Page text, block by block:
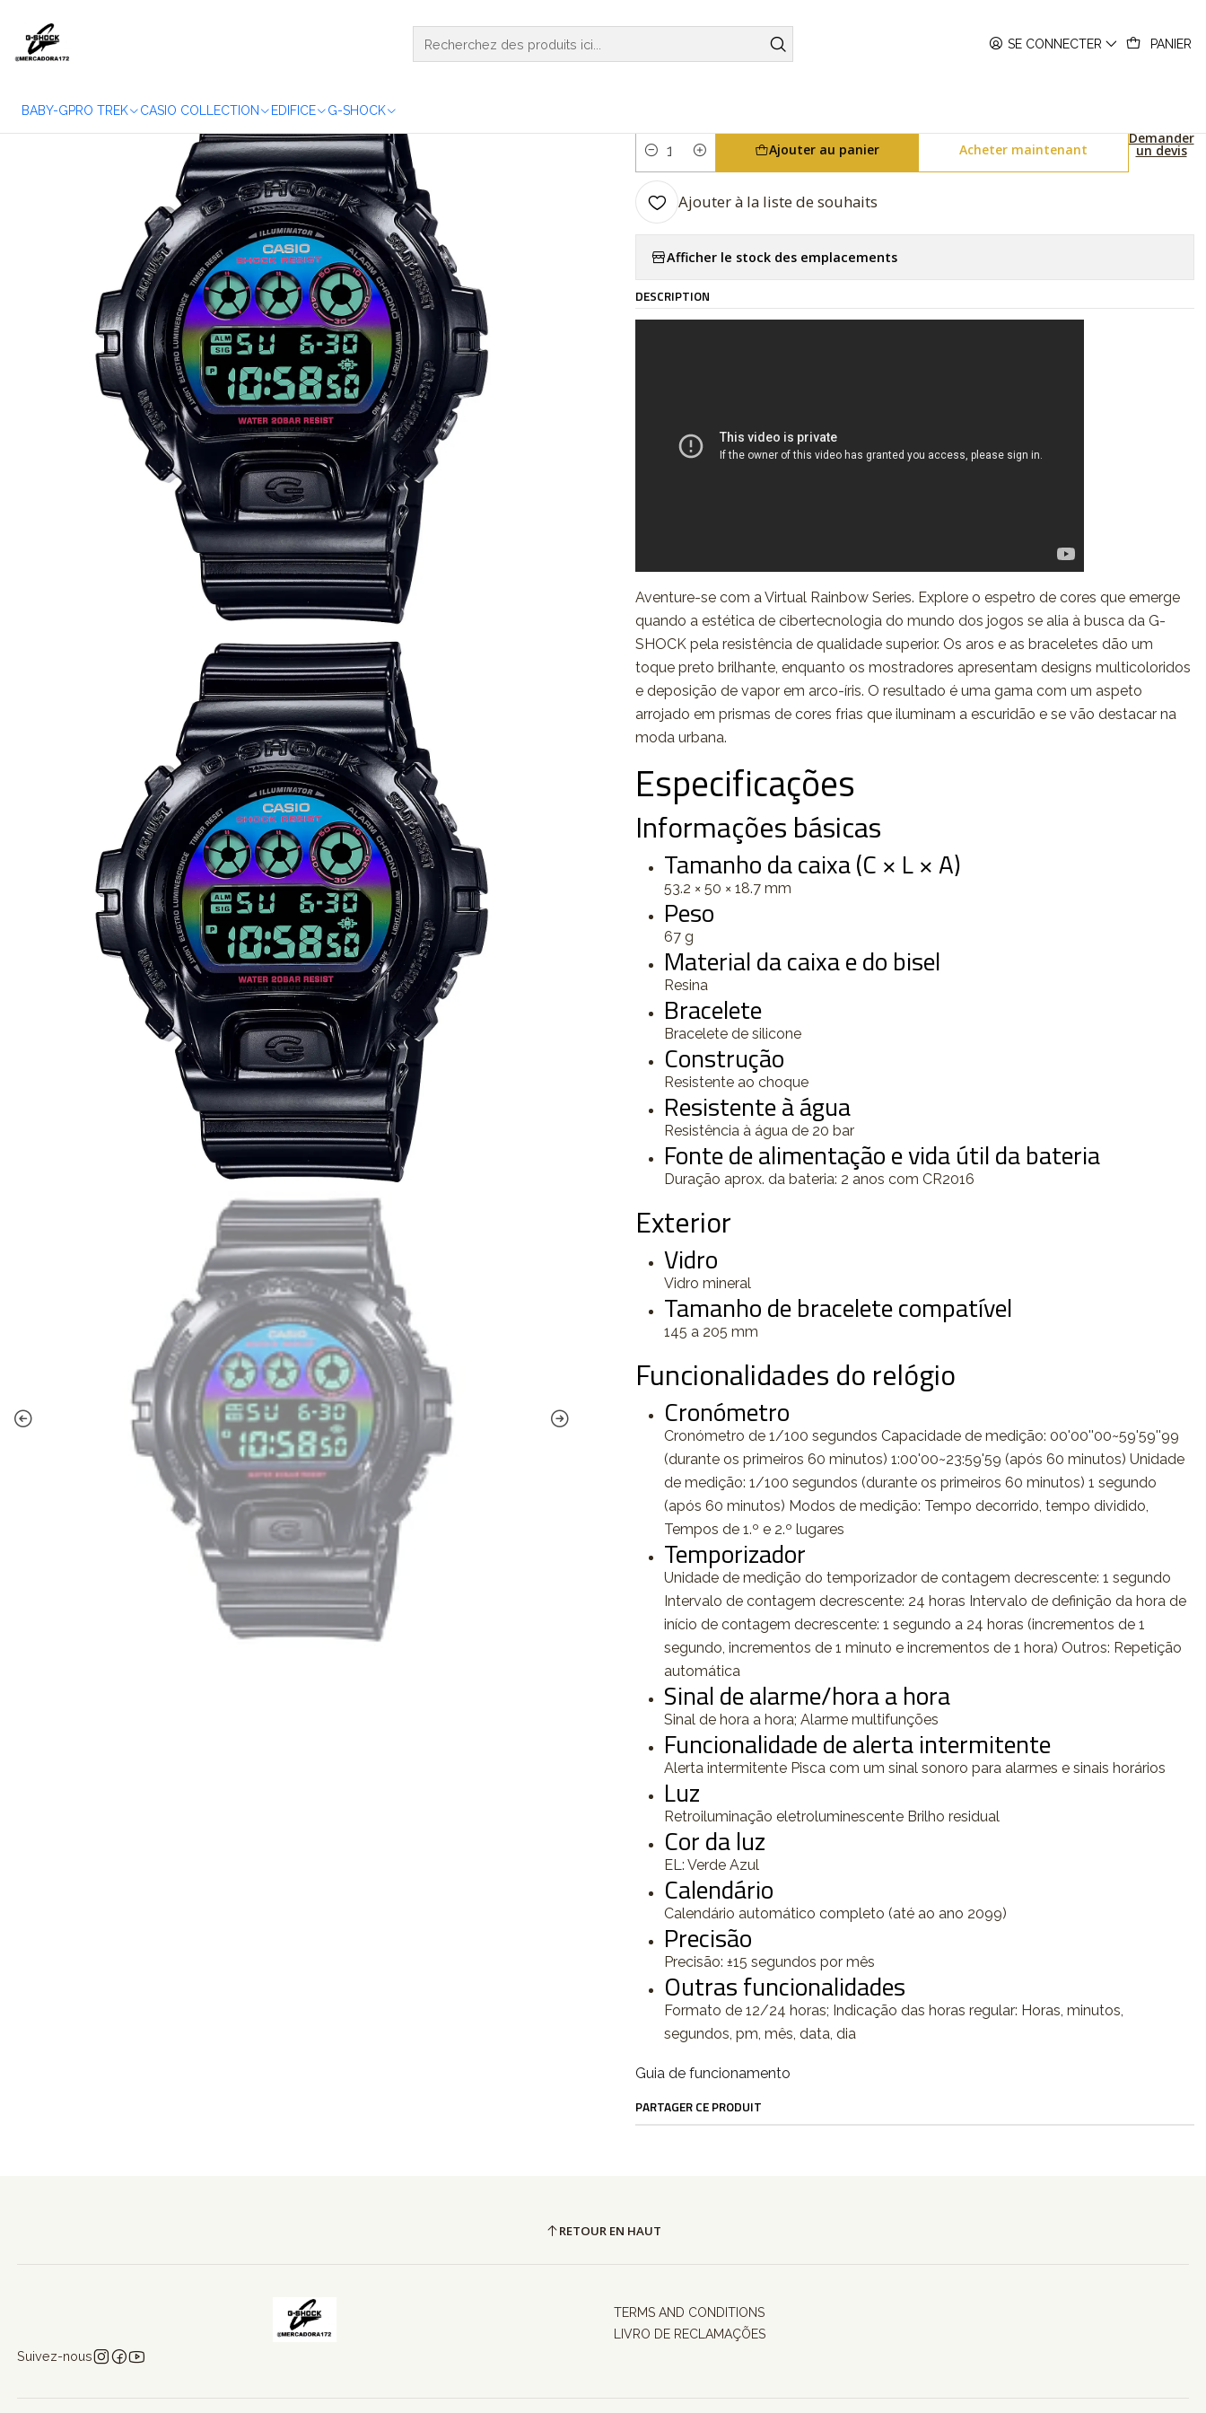
SE CONNECTER PANIER
BABY-GPRO TREK CASIO COLLECTION EDIFICE G-SHOCK
Quantité
Ajouter au panier Acheter maintenant
Demander
un devis
Ajouter à la liste de souhaits
Afficher le stock des emplacements
DESCRIPTION
Aventure-se com a Virtual Rainbow Series. Explore o espetro de cores que emerge
quando a estética de cibertecnologia do mundo dos jogos se alia à busca da G-
SHOCK pela resistência de qualidade superior. Os aros e as braceletes dão um
toque preto brilhante, enquanto os mostradores apresentam designs multicoloridos
e deposição de vapor em arco-íris. O resultado é uma gama com um aspeto
arrojado em prismas de cores frias que iluminam a escuridão e se vão destacar na
moda urbana.
Especificações
Informações básicas
Tamanho da caixa (C × L × A)
53.2 × 50 × 18.7 mm
Peso
67 g
Material da caixa e do bisel
Resina
Bracelete
Bracelete de silicone
Construção
Resistente ao choque
Resistente à água
Resistência à água de 20 bar
Fonte de alimentação e vida útil da bateria
Duração aprox. da bateria: 2 anos com CR2016
Exterior
Vidro
Vidro mineral
Tamanho de bracelete compatível
145 a 205 mm
Funcionalidades do relógio
Cronómetro
Cronómetro de 1/100 segundos Capacidade de medição: 00'00''00~59'59''99
(durante os primeiros 60 minutos) 1:00'00~23:59'59 (após 60 minutos) Unidade
de medição: 1/100 segundos (durante os primeiros 60 minutos) 1 segundo
(após 60 minutos) Modos de medição: Tempo decorrido, tempo dividido,
Tempos de 1.º e 2.º lugares
Temporizador
Unidade de medição do temporizador de contagem decrescente: 1 segundo
Intervalo de contagem decrescente: 24 horas Intervalo de definição da hora de
início de contagem decrescente: 1 segundo a 24 horas (incrementos de 1
segundo, incrementos de 1 minuto e incrementos de 1 hora) Outros: Repetição
automática
Sinal de alarme/hora a hora
Sinal de hora a hora; Alarme multifunções
Funcionalidade de alerta intermitente
Alerta intermitente Pisca com um sinal sonoro para alarmes e sinais horários
Luz
Retroiluminação eletroluminescente Brilho residual
Cor da luz
EL: Verde Azul
Calendário
Calendário automático completo (até ao ano 2099)
Precisão
Precisão: ±15 segundos por mês
Outras funcionalidades
Formato de 12/24 horas; Indicação das horas regular: Horas, minutos,
segundos, pm, mês, data, dia
Guia de funcionamento
PARTAGER CE PRODUIT
RETOUR EN HAUT
Suivez-nous
TERMS AND CONDITIONS
LIVRO DE RECLAMAÇÕES